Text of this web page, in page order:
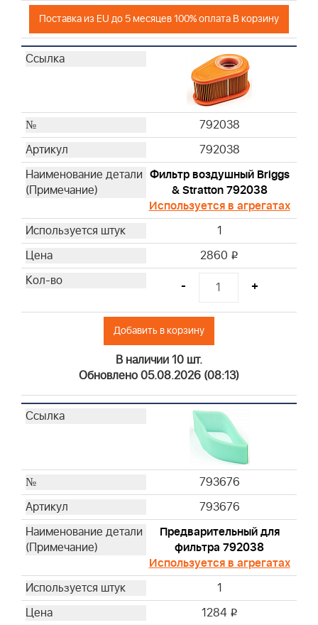
Поставка из EU до 5 месяцев 100% оплата В корзину
792038
792038
Фильтр воздушный Briggs
& Stratton 792038
Используется в агрегатах
1
2860 i
- +
Добавить в корзину
В наличии 10 шт.
Обновлено 05.08.2026 (08:13)
793676
793676
Предварительный для
фильтра 792038
Используется в агрегатах
1
1284 i